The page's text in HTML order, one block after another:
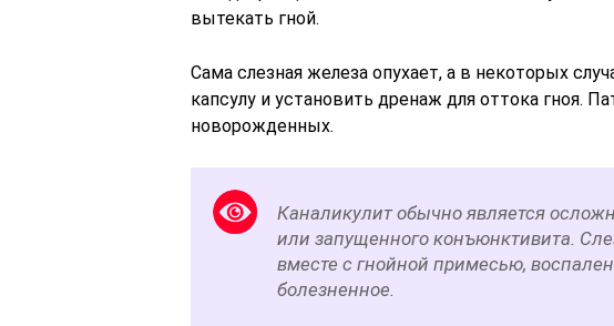
вытекать гной.
Сама слезная железа опухает, а в некоторых
капсулу и установить дренаж для оттока гноя.
новорожденных.
Каналикулит обычно является
или запущенного конъюнктивита.
вместе с гнойной примесью,
болезненное.